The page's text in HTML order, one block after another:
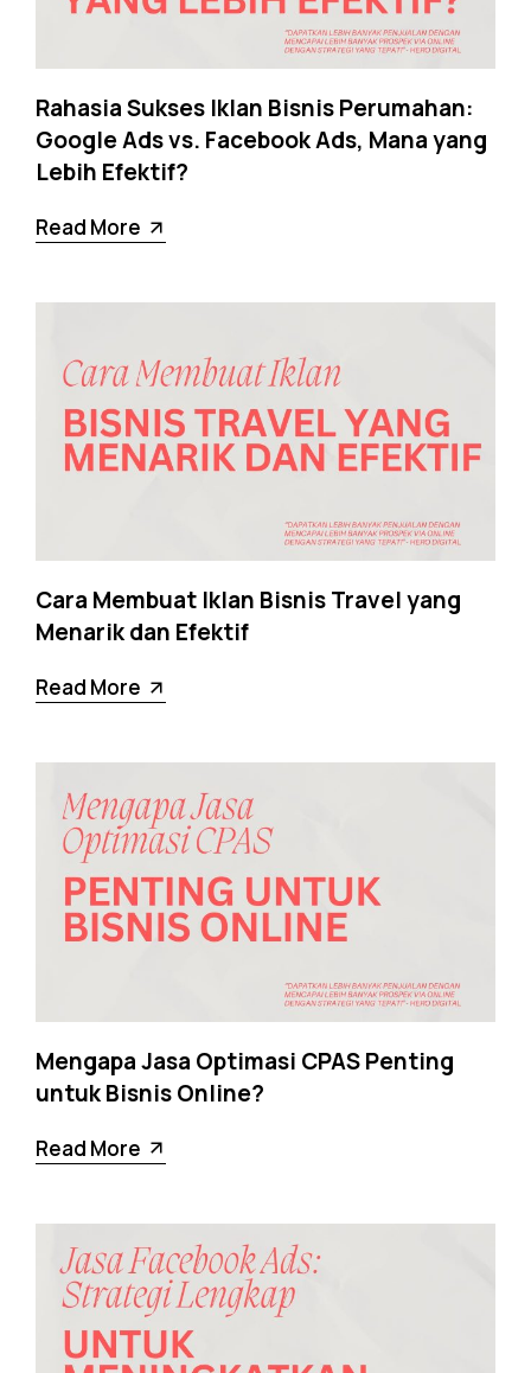
Rahasia Sukses Iklan Bisnis Perumahan:
Google Ads vs. Facebook Ads, Mana yang
Lebih Efektif?
Read More
Cara Membuat Iklan Bisnis Travel yang
Menarik dan Efektif
Read More
Mengapa Jasa Optimasi CPAS Penting
untuk Bisnis Online?
Read More